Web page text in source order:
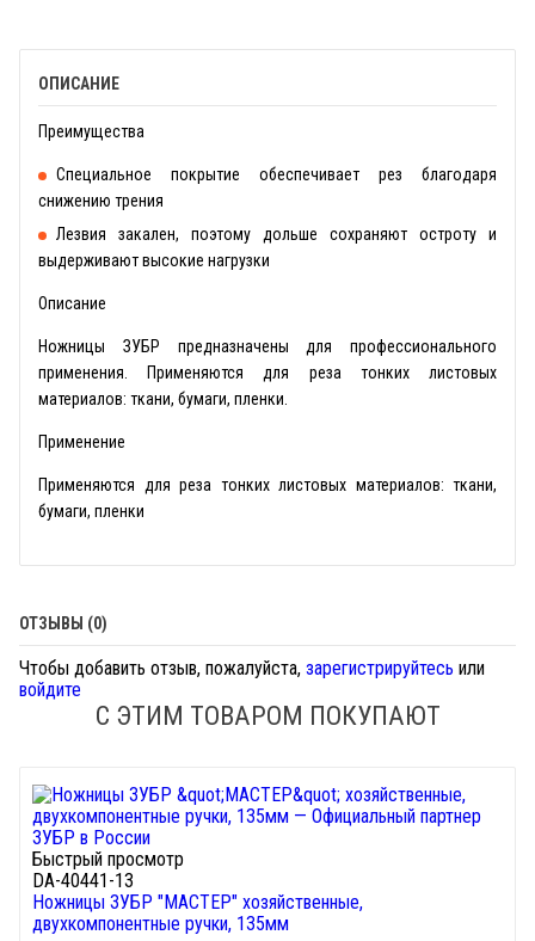
ОПИСАНИЕ
Преимущества
Специальное покрытие обеспечивает рез благодаря
снижению трения
Лезвия закален, поэтому дольше сохраняют остроту и
выдерживают высокие нагрузки
Описание
Ножницы ЗУБР предназначены для профессионального
применения. Применяются для реза тонких листовых
материалов: ткани, бумаги, пленки.
Применение
Применяются для реза тонких листовых материалов: ткани,
бумаги, пленки
ОТЗЫВЫ (0)
Чтобы добавить отзыв, пожалуйста, зарегистрируйтесь или
войдите
С ЭТИМ ТОВАРОМ ПОКУПАЮТ
Быстрый просмотр
DA-40441-13
Ножницы ЗУБР "МАСТЕР" хозяйственные,
двухкомпонентные ручки, 135мм